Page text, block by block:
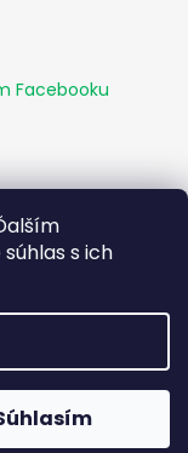
s ich
Facebooku
vyhradené.